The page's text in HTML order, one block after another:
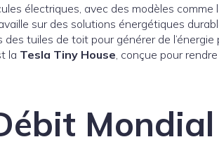
électriques, avec des modèles comme
sur des solutions énergétiques
tuiles de toit pour générer de l’énergie
la Tesla Tiny House , conçue pour rendre
Mondial